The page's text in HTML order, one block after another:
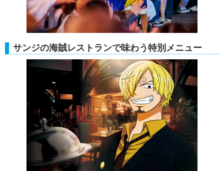
サンジの海賊レストランで味わう特別メニュー